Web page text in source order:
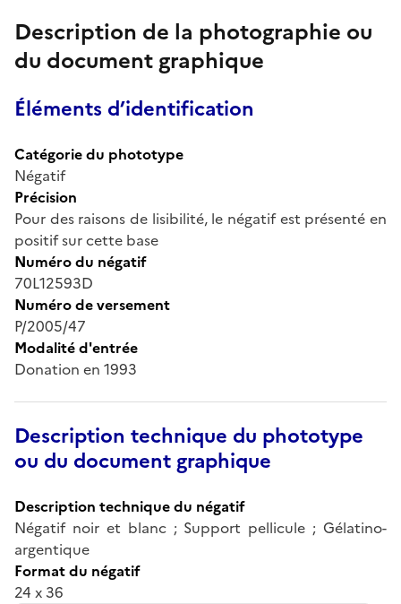
Description de la photographie ou
du document graphique
Éléments d’identification
Catégorie du phototype
Négatif
Précision
Pour des raisons de lisibilité, le négatif est présenté en
positif sur cette base
Numéro du négatif
70L12593D
Numéro de versement
P/2005/47
Modalité d'entrée
Donation en 1993
Description technique du phototype
ou du document graphique
Description technique du négatif
Négatif noir et blanc ; Support pellicule ; Gélatino-
argentique
Format du négatif
24 x 36